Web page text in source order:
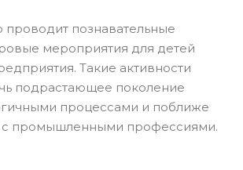
познавательные
мероприятия для детей
Такие активности
подрастающее поколение
процессами и поближе
с промышленными профессиями.